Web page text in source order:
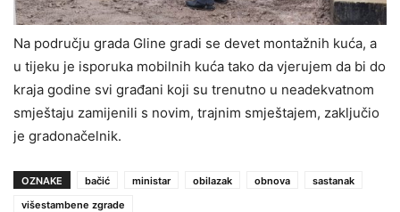
Na području grada Gline gradi se devet montažnih kuća, a
u tijeku je isporuka mobilnih kuća tako da vjerujem da bi do
kraja godine svi građani koji su trenutno u neadekvatnom
smještaju zamijenili s novim, trajnim smještajem, zaključio
je gradonačelnik.
OZNAKE bačić ministar obilazak obnova
sastanak
višestambene zgrade